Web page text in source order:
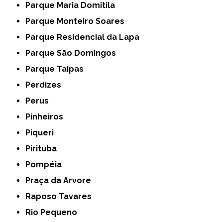
Parque Maria Domitila
Parque Monteiro Soares
Parque Residencial da Lapa
Parque São Domingos
Parque Taipas
Perdizes
Perus
Pinheiros
Piqueri
Pirituba
Pompéia
Praça da Arvore
Raposo Tavares
Rio Pequeno